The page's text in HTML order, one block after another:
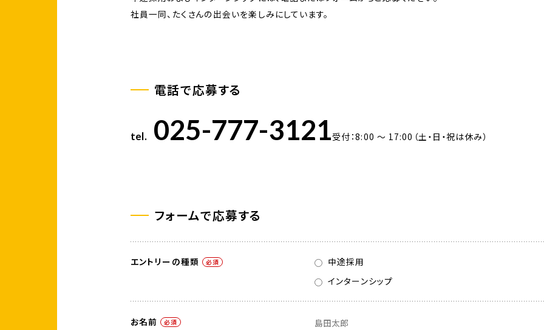
社員一同、たくさんの出会いを楽しみにしています。
電話で応募する
tel. 025-777-3121受付：8:00 ～ 17:00（土・日・祝は休み）
フォームで応募する
エントリーの種類 必須
中途採用
インターンシップ
お名前 必須